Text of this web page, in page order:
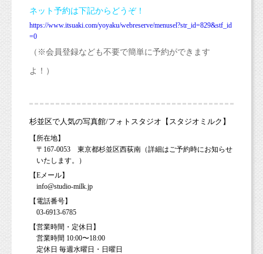
ネット予約は下記からどうぞ！
https://www.itsuaki.com/yoyaku/webreserve/menusel?str_id=829&stf_id
=0
（※会員登録なども不要で簡単に予約ができます
よ！）
杉並区で人気の写真館/フォトスタジオ【スタジオミルク】
【所在地】
〒167-0053 東京都杉並区西荻南（詳細はご予約時にお知らせ
いたします。）
【Eメール】
info@studio-milk.jp
【電話番号】
03-6913-6785
【営業時間・定休日】
営業時間 10:00〜18:00
定休日 毎週水曜日・日曜日